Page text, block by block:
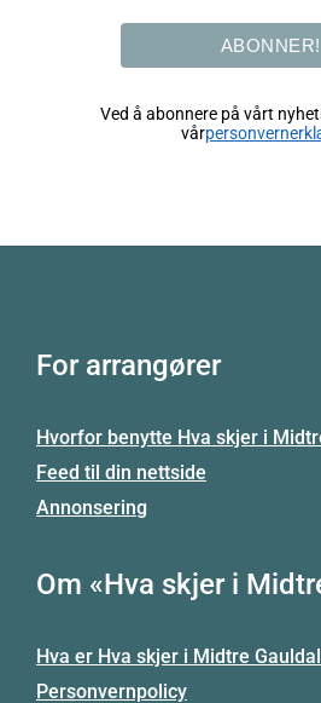
ABONNER!
Ved å abonnere på vårt
vår
For arrangører
Hvorfor benytte Hva skjer i
Feed til din nettside
Annonsering
Om «Hva skjer i
Hva er Hva skjer i Midtre
Personvernpolicy